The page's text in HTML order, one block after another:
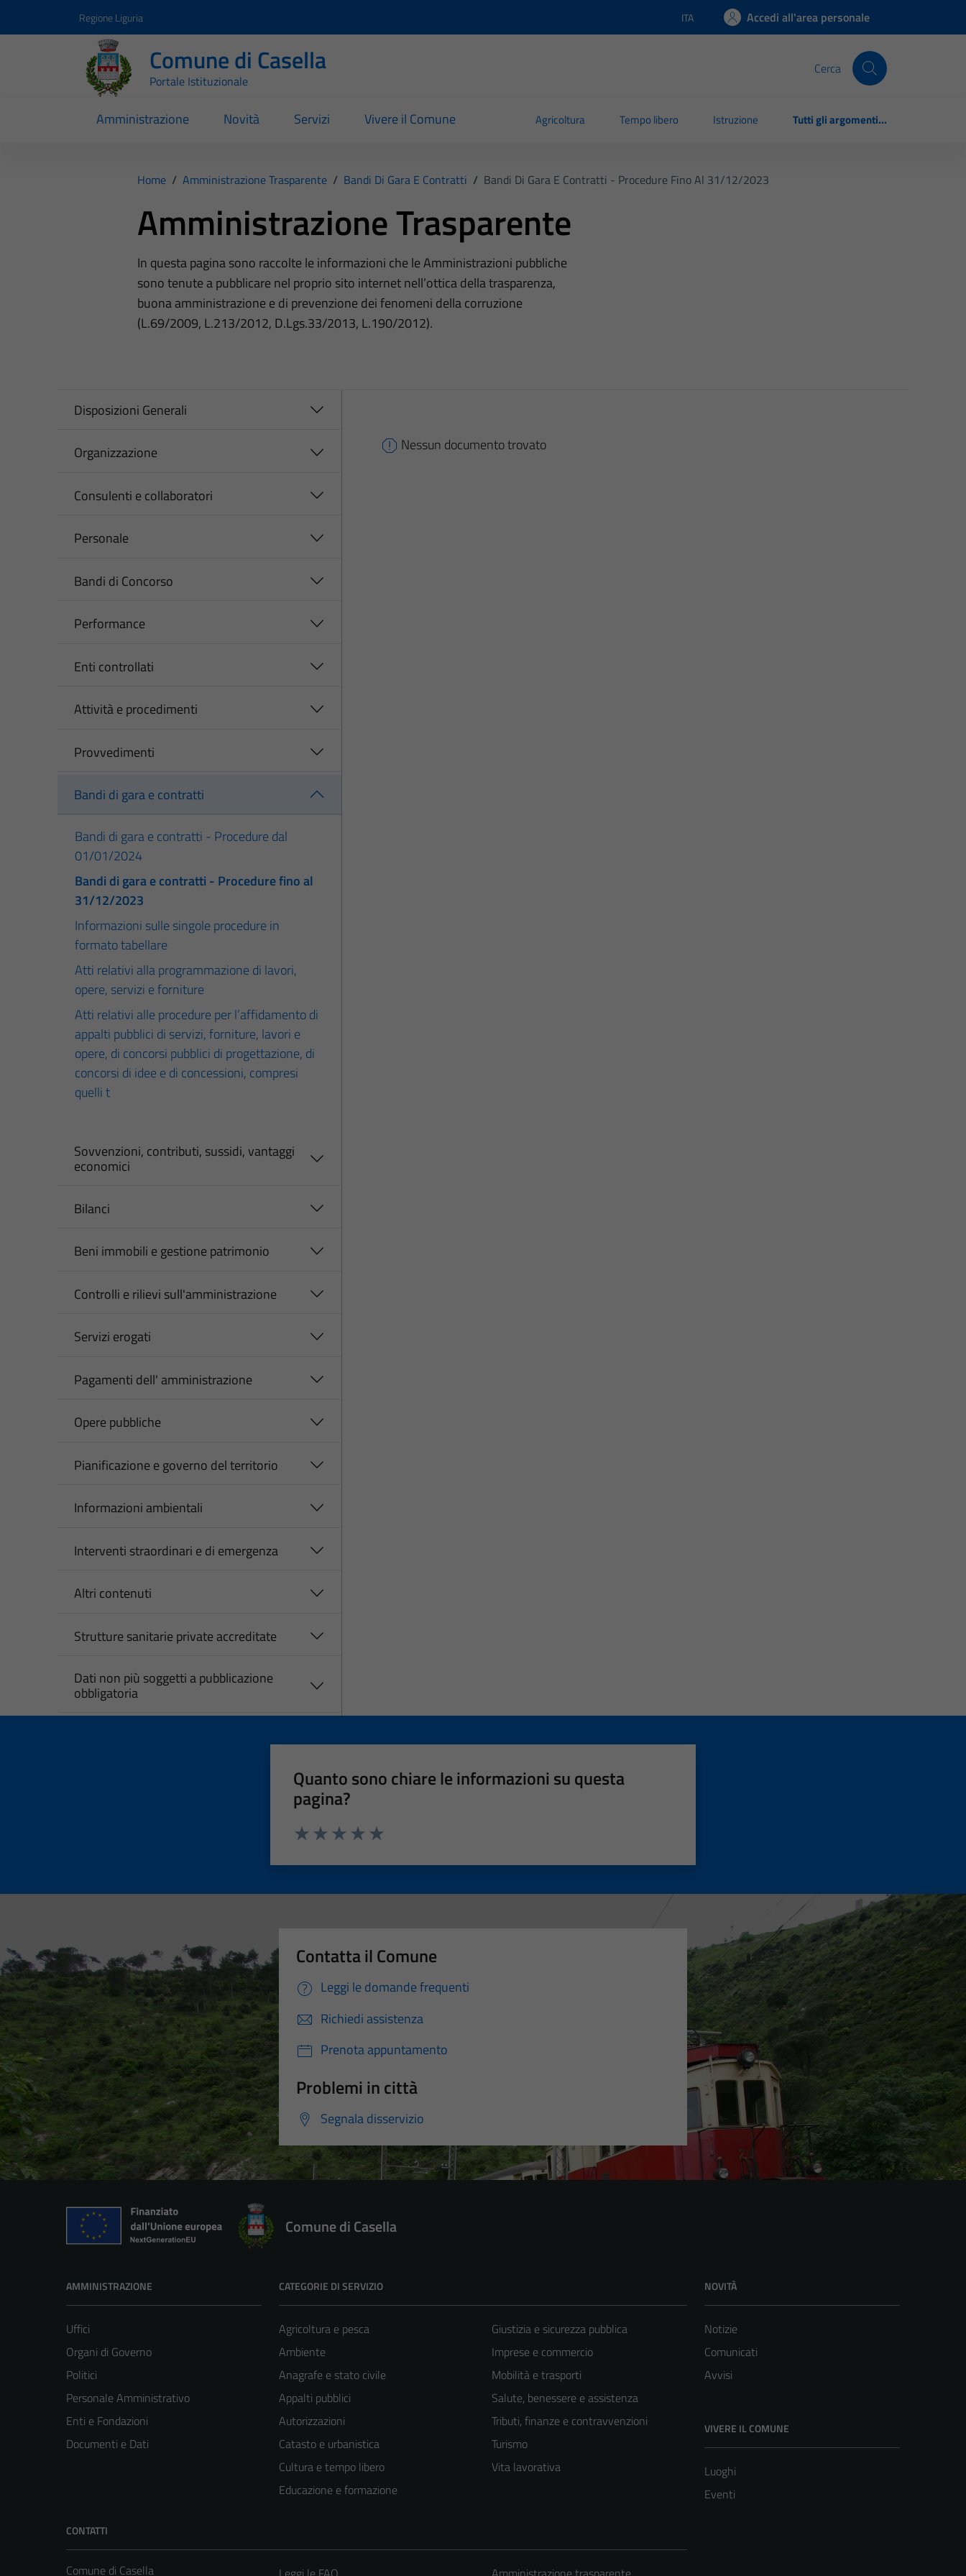
Regione Liguria Lingua attiva:
ITA Accedi all'area personale
Comune di Casella
Portale Istituzionale
Cerca
Amministrazione Novità Servizi Vivere il Comune Agricoltura Tempo libero Istruzione Tutti gli argomenti...
Home / Amministrazione Trasparente / Bandi Di Gara E Contratti / Bandi Di Gara E Contratti - Procedure Fino Al 31/12/2023
Amministrazione Trasparente
In questa pagina sono raccolte le informazioni che le Amministrazioni pubbliche
sono tenute a pubblicare nel proprio sito internet nell’ottica della trasparenza,
buona amministrazione e di prevenzione dei fenomeni della corruzione
(L.69/2009, L.213/2012, D.Lgs.33/2013, L.190/2012).
Disposizioni Generali
Organizzazione
Consulenti e collaboratori
Personale
Bandi di Concorso
Performance
Enti controllati
Attività e procedimenti
Provvedimenti
Bandi di gara e contratti
Bandi di gara e contratti - Procedure dal
01/01/2024
Bandi di gara e contratti - Procedure fino al
31/12/2023
Informazioni sulle singole procedure in
formato tabellare
Atti relativi alla programmazione di lavori,
opere, servizi e forniture
Atti relativi alle procedure per l’affidamento di
appalti pubblici di servizi, forniture, lavori e
opere, di concorsi pubblici di progettazione, di
concorsi di idee e di concessioni, compresi
quelli t
Sovvenzioni, contributi, sussidi, vantaggi
economici
Bilanci
Beni immobili e gestione patrimonio
Controlli e rilievi sull'amministrazione
Servizi erogati
Pagamenti dell' amministrazione
Opere pubbliche
Pianificazione e governo del territorio
Informazioni ambientali
Interventi straordinari e di emergenza
Altri contenuti
Strutture sanitarie private accreditate
Dati non più soggetti a pubblicazione
obbligatoria
Nessun documento trovato
Quanto sono chiare le informazioni su questa
pagina?
Contatta il Comune
Leggi le domande frequenti
Richiedi assistenza
Prenota appuntamento
Problemi in città
Segnala disservizio
Comune di Casella
AMMINISTRAZIONE
Uffici
Organi di Governo
Politici
Personale Amministrativo
Enti e Fondazioni
Documenti e Dati
CATEGORIE DI SERVIZIO
Agricoltura e pesca
Ambiente
Anagrafe e stato civile
Appalti pubblici
Autorizzazioni
Catasto e urbanistica
Cultura e tempo libero
Educazione e formazione
Giustizia e sicurezza pubblica
Imprese e commercio
Mobilità e trasporti
Salute, benessere e assistenza
Tributi, finanze e contravvenzioni
Turismo
Vita lavorativa
NOVITÀ
Notizie
Comunicati
Avvisi
VIVERE IL COMUNE
Luoghi
Eventi
CONTATTI
Comune di Casella
Tecnici
Questi cookie